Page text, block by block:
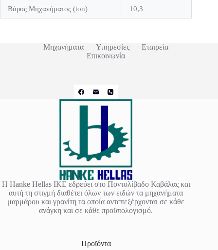
Βάρος Μηχανήματος (ton) 10,3
Μηχανήματα Υπηρεσίες
Εταιρεία
Επικοινωνία
Η Hanke Hellas IKE εδρεύει στο Ποντολίβαδο Καβάλας και
αυτή τη στιγμή διαθέτει όλων των ειδών τα μηχανήματα
μαρμάρου και γρανίτη τα οποία αντεπεξέρχονται σε κάθε
ανάγκη και σε κάθε προϋπολογισμό.
Προϊόντα